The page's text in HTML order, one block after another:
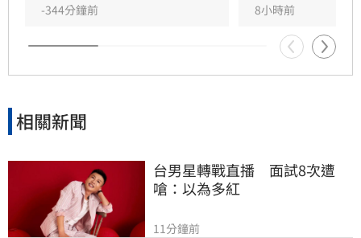
-344分鐘前 8小時前
相關新聞
台男星轉戰直播　面試8次遭
嗆：以為多紅
11分鐘前